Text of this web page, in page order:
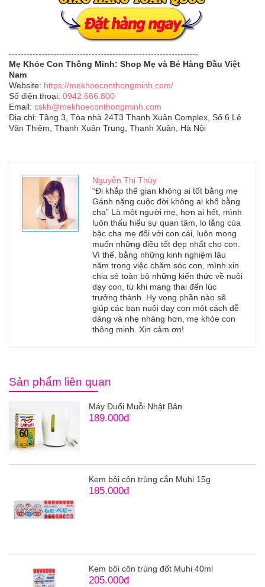
----------------------------------------------------------------
Mẹ Khỏe Con Thông Minh: Shop Mẹ và Bé Hàng Đầu Việt
Nam
Website: https://mekhoeconthongminh.com/
Số điện thoại: 0942.666.800
Email: cskh@mekhoeconthongminh.com
Địa chỉ: Tầng 3, Tòa nhà 24T3 Thanh Xuân Complex, Số 6 Lê
Văn Thiêm, Thanh Xuân Trung, Thanh Xuân, Hà Nội
Nguyễn Thị Thùy
“Đi khắp thế gian không ai tốt bằng mẹ
Gánh nặng cuộc đời không ai khổ bằng
cha” Là một người mẹ, hơn ai hết, mình
luôn thấu hiểu sự quan tâm, lo lắng của
bậc cha mẹ đối với con cái, luôn mong
muốn những điều tốt đẹp nhất cho con.
Vì thế, bằng những kinh nghiệm lâu
năm trong việc chăm sóc con, mình xin
chia sẻ toàn bộ những kiến thức về nuôi
dạy con, từ khi mang thai đến lúc
trưởng thành. Hy vọng phần nào sẽ
giúp các bạn nuôi dạy con một cách dễ
dàng và nhẹ nhàng hơn, mẹ khỏe con
thông minh. Xin cảm ơn!
Sản phẩm liên quan
Máy Đuổi Muỗi Nhật Bản
189.000đ
Kem bôi côn trùng cắn Muhi 15g
185.000đ
Kem bôi côn trùng đốt Muhi 40ml
205.000đ